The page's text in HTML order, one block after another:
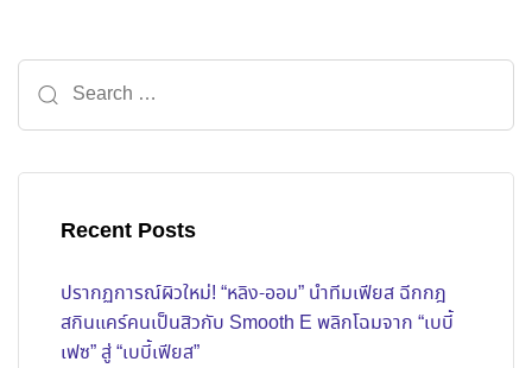
Recent Posts
ปรากฏการณ์ผิวใหม่! “หลิง-ออม” นำทีมเฟียส ฉีกกฎ
สกินแคร์คนเป็นสิวกับ Smooth E พลิกโฉมจาก “เบบี้
เฟซ” สู่ “เบบี้เฟียส”